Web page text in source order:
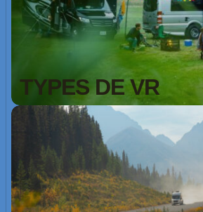
TYPES DE VR